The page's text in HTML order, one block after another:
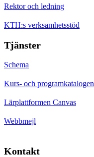
Rektor och ledning
KTH:s verksamhetsstöd
Tjänster
Schema
Kurs- och programkatalogen
Lärplattformen Canvas
Webbmejl
Kontakt